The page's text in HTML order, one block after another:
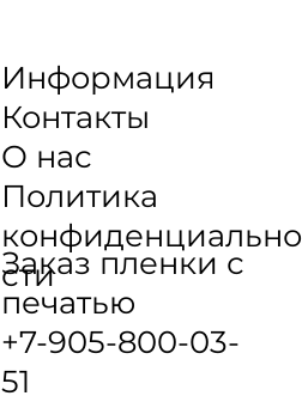
Информация
Контакты
О нас
Политика
конфиденциально
сти
Заказ пленки с
печатью
+7-905-800-03-
51